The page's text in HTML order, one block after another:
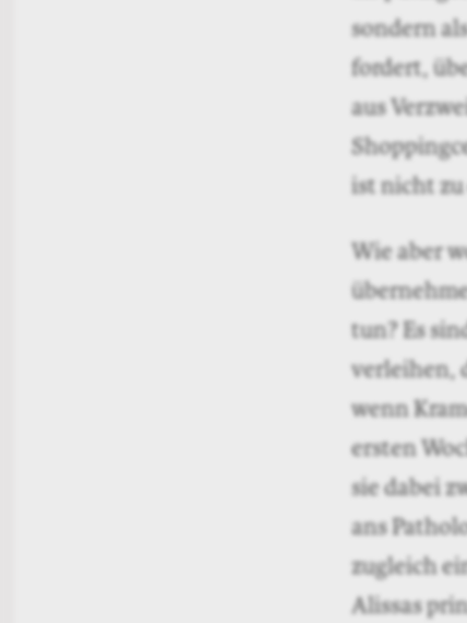
sondern
fordert,
aus
ist nicht
Wie aber
tun? Es
verleihen,
wenn
ersten
sie dabei
ans
zugleich
Alissas